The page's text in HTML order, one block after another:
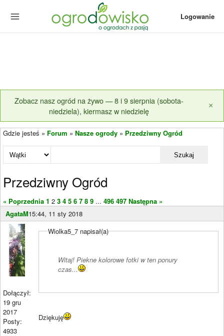
Logowanie
Zobacz nasz ogród na żywo — 8 i 9 sierpnia (sobota-
niedziela), kiermasz w niedzielę
×
Gdzie jesteś » Forum » Nasze ogrody » Przedziwny Ogród
Szukaj
Przedziwny Ogród
« Poprzednia 1 2 3 4 5 6 7 8 9 ... 496 497 Następna »
AgataM15:44, 11 sty 2018
Dołączył:
19 gru
2017
Posty:
4933
Wiolka5_7 napisał(a)
Witaj! Piekne kolorowe fotki w ten ponury
czas...
Dziękuję